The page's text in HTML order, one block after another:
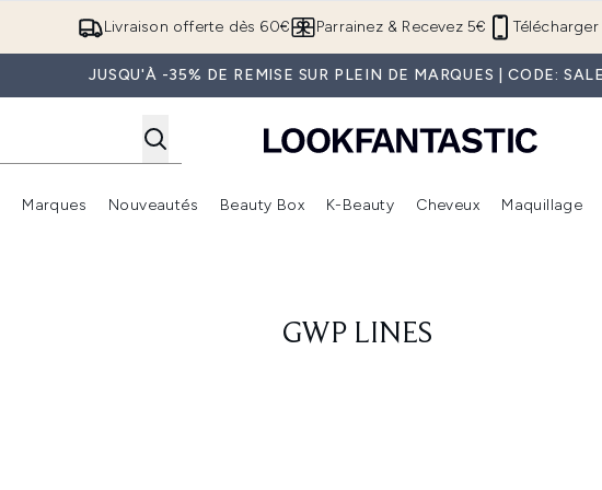
Passer au contenu principal
Livraison offerte dès 60€ Télécharger
Parrainez & Recevez 5€
JUSQU'À -35% DE REMISE SUR PLEIN DE MARQUES | CODE:
Accédez au sous-menu (Boutique Été )
Accédez au sous-menu (Offres)
Marques
Accédez au sous-menu (Marques)
Nouveautés
Accédez au sous-menu (Nouveautés)
Beauty Box
Accédez au sous-menu (Beauty Box)
K-Beauty Cheveux Maquillage
GWP LINES